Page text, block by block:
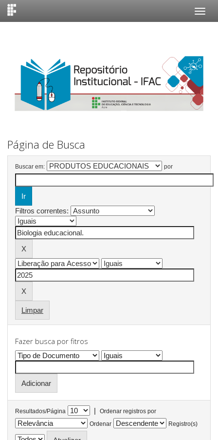
Página de Busca
Buscar em: por
Filtros correntes:
Limpar
Fazer busca por fitros
Resultados/Página |
Ordenar registros por
Ordenar
Registro(s)